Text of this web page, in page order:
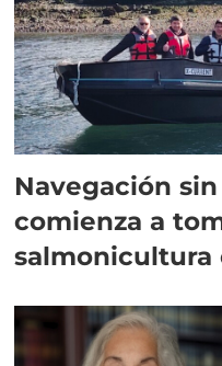
Navegación
comienza a
salmonicultura